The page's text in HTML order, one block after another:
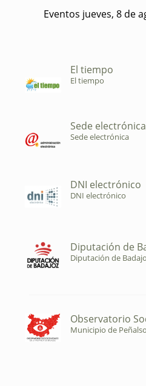
Eventos jueves, 8 de
El tiempo
El tiempo
Sede electrónica
Sede electrónica
DNI electrónico
DNI electrónico
Diputación de
Diputación de
Observatorio
Municipio de